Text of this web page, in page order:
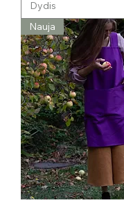
Nauja